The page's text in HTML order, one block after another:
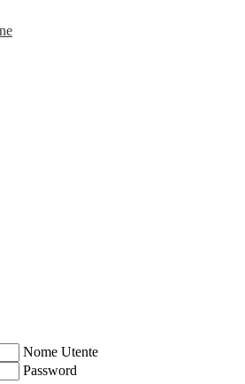
Nome Utente
Password